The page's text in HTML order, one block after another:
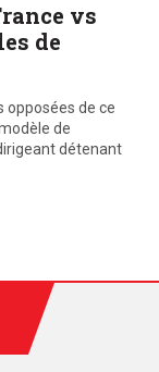
vs
de
opposées de ce
de
détenant